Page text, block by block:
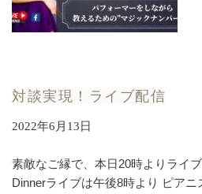
対談実現！ライブ配信
2022年6月13日
素敵なご縁で、本日20時よりライ
Dinnerライブは午後8時より ピア